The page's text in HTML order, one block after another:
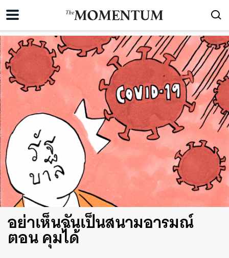
อย่าเห็นฉันเป็นสนามอารมณ์
ตอน คุมได้